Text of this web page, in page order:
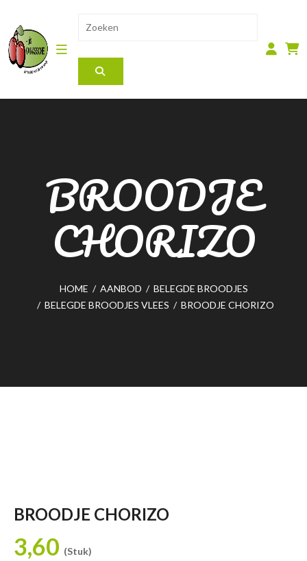
BROODJE
CHORIZO
HOME / AANBOD / BELEGDE BROODJES
/ BELEGDE BROODJES VLEES / BROODJE CHORIZO
BROODJE CHORIZO
3,60 (Stuk)